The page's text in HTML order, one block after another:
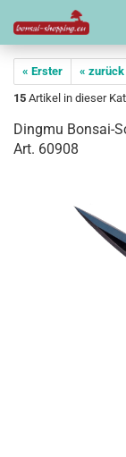
« Erster « zurück
15 Artikel in dieser
Dingmu Bonsai-
Art. 60908